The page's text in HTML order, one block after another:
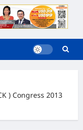
) Congress 2013